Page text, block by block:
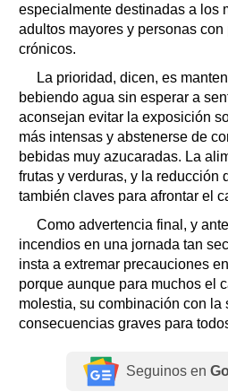
especialmente destinadas a los
adultos mayores y personas
crónicos.
La prioridad, dicen, es
bebiendo agua sin esperar a
aconsejan evitar la exposición
más intensas y abstenerse de
bebidas muy azucaradas. La
frutas y verduras, y la reducción
también claves para afrontar el
Como advertencia final, y
incendios en una jornada tan
insta a extremar precauciones
porque aunque para muchos el
molestia, su combinación con la
consecuencias graves para
Seguinos en